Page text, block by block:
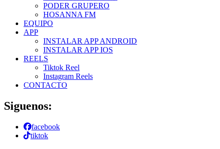
PODER GRUPERO
HOSANNA FM
EQUIPO
APP
INSTALAR APP ANDROID
INSTALAR APP IOS
REELS
Tiktok Reel
Instagram Reels
CONTACTO
Siguenos:
facebook
tiktok